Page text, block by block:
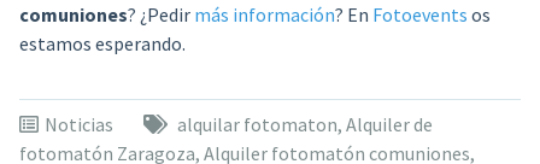
comuniones? ¿Pedir más información? En Fotoevents os
estamos esperando.
Noticias alquilar fotomaton, Alquiler de
fotomatón Zaragoza, Alquiler fotomatón comuniones,